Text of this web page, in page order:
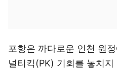
포항은 까다로운 인천 원
널티킥(PK) 기회를 놓치